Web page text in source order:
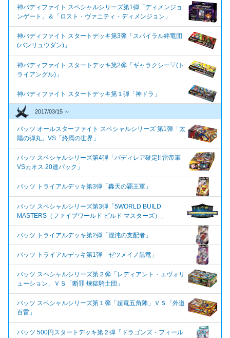
神バディファイト スペシャルシリーズ第1弾「ディメンジョ
ンゲート」＆「ロスト・ヴァニティ・ディメンジョン」
神バディファイト スタートデッキ第3弾「スパイラル絆竜団
(バンリュウダン)」
神バディファイト スタートデッキ第2弾「ギャラクシー▽(ト
ライアングル)」
神バディファイト スタートデッキ第１弾「神ドラ」
2017/03/15 ～
バッツ オールスターファイト スペシャルシリーズ 第1弾「太
陽の弾丸」VS「終焉の世界」
バッツ スペシャルシリーズ第4弾「バディレア確定!! 雷帝軍
VSカオス 20連パック」
バッツ トライアルデッキ第3弾「轟天の覇王軍」
バッツ スペシャルシリーズ第3弾「5WORLD BUILD
MASTERS（ファイブワールド ビルド マスターズ）」
バッツ トライアルデッキ第2弾「混沌の支配者」
バッツ トライアルデッキ第1弾「ゼツメイノ黒竜」
バッツ スペシャルシリーズ第２弾「レディアント・エヴォリ
ューション」ＶＳ「断罪 煉獄騎士団」
バッツ スペシャルシリーズ第１弾「超竜五角陣」ＶＳ「外道
百雷」
バッツ 500円スタートデッキ第２弾「ドラゴンズ・フィール